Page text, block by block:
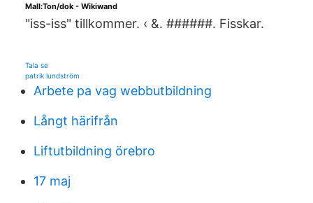
Mall:Ton/dok - Wikiwand
"iss-iss" tillkommer. ‹ &. ######. Fisskar.
Tala se
patrik lundström
Arbete pa vag webbutbildning
Långt härifrån
Liftutbildning örebro
17 maj